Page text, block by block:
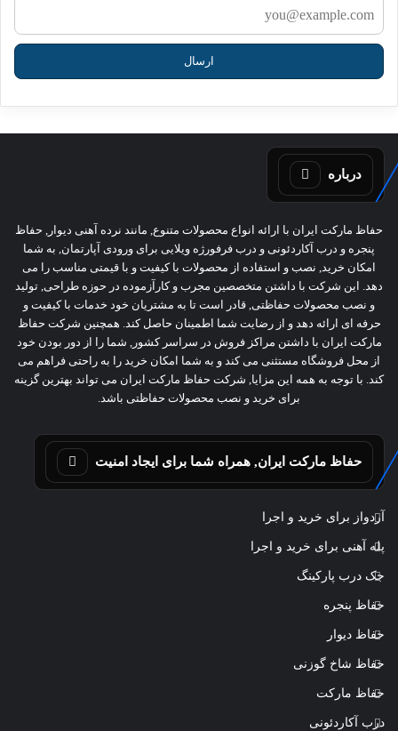
درباره
حفاظ مارکت ایران با ارائه انواع محصولات متنوع, مانند نرده آهنی دیوار, حفاظ
پنجره و درب آکاردئونی و درب فرفورژه ویلایی برای ورودی آپارتمان, به شما
امکان خرید, نصب و استفاده از محصولات با کیفیت و با قیمتی مناسب را می
دهد. این شرکت با داشتن متخصصین مجرب و کارآزموده در حوزه طراحی, تولید
و نصب محصولات حفاظتی, قادر است تا به مشتریان خود خدمات با کیفیت و
حرفه ای ارائه دهد و از رضایت شما اطمینان حاصل کند. همچنین شرکت حفاظ
مارکت ایران با داشتن مراکز فروش در سراسر کشور, شما را از دور بودن خود
از محل فروشگاه مستثنی می کند و به شما امکان خرید را به راحتی فراهم می
کند. با توجه به همه این مزایا, شرکت حفاظ مارکت ایران می تواند بهترین گزینه
برای خرید و نصب محصولات حفاظتی باشد.
حفاظ مارکت ایران, همراه شما برای ایجاد امنیت
آردواز برای خرید و اجرا
پله آهنی برای خرید و اجرا
جک درب پارکینگ
حفاظ پنجره
حفاظ دیوار
حفاظ شاخ گوزنی
حفاظ مارکت
درب آکاردئونی